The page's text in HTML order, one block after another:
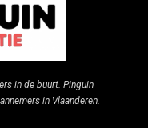
in de buurt. Pinguin
in Vlaanderen.